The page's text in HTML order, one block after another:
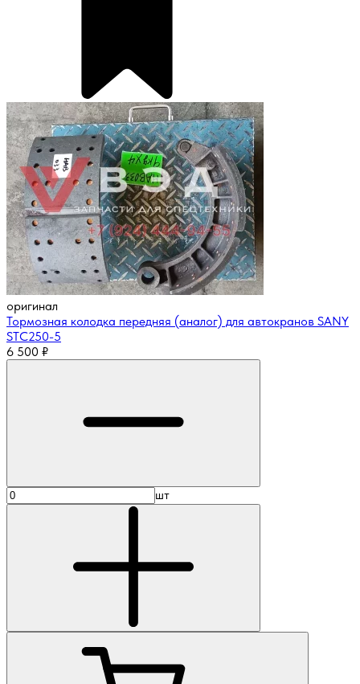
оригинал
Тормозная колодка передняя (аналог) для автокранов SANY
STC250-5
6 500 ₽
шт